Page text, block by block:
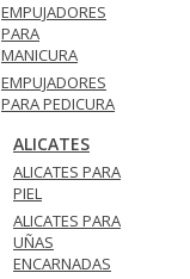
EMPUJADORES
PARA
MANICURA
EMPUJADORES
PARA PEDICURA
ALICATES
ALICATES PARA
PIEL
ALICATES PARA
UÑAS
ENCARNADAS